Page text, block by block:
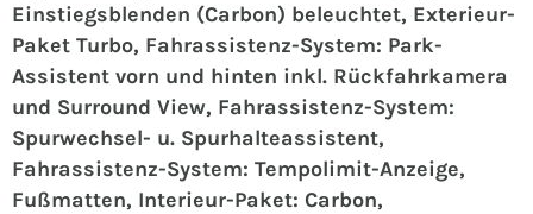
Einstiegsblenden (Carbon) beleuchtet, Exterieur-
Paket Turbo, Fahrassistenz-System: Park-
Assistent vorn und hinten inkl. Rückfahrkamera
und Surround View, Fahrassistenz-System:
Spurwechsel- u. Spurhalteassistent,
Fahrassistenz-System: Tempolimit-Anzeige,
Fußmatten, Interieur-Paket: Carbon,